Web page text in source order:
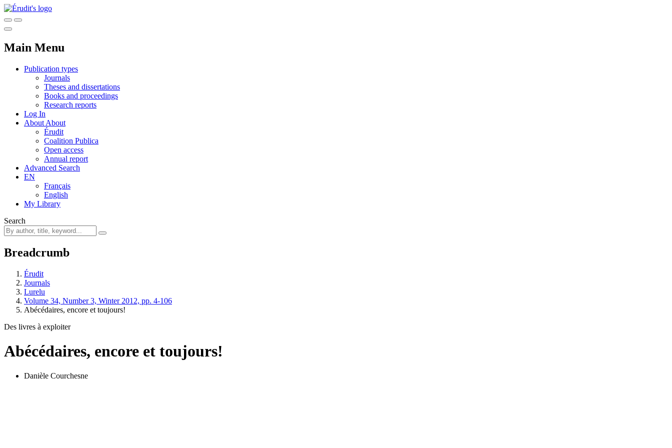
Main Menu
Publication types
Journals
Theses and dissertations
Books and proceedings
Research reports
Log In
About About
Érudit
Coalition Publica
Open access
Annual report
Advanced Search
EN
Français
English
My Library
Search
Breadcrumb
Érudit
Journals
Lurelu
Volume 34, Number 3, Winter 2012, pp. 4-106
Abécédaires, encore et toujours!
Des livres à exploiter
Abécédaires, encore et toujours!
Danièle Courchesne